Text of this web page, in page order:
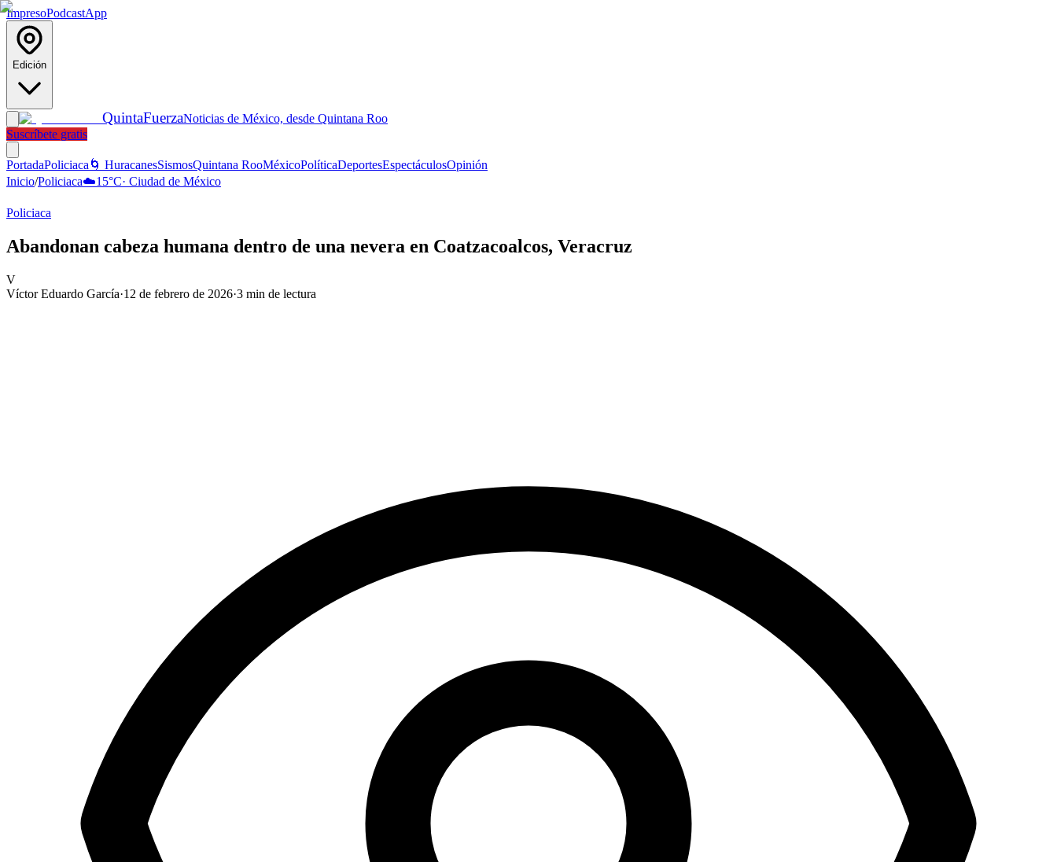
ImpresoPodcastApp
Edición
QuintaFuerzaNoticias de México, desde Quintana Roo
Suscríbete gratis
PortadaPoliciaca 🌀 HuracanesSismosQuintana RooMéxicoPolíticaDeportesEspectáculosOpinión
Inicio/Policiaca☁️15°C· Ciudad de México
Policiaca
Abandonan cabeza humana dentro de una nevera en Coatzacoalcos, Veracruz
V
Víctor Eduardo García·12 de febrero de 2026·3 min de lectura